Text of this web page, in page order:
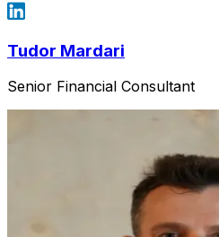
Tudor Mardari
Senior Financial Consultant